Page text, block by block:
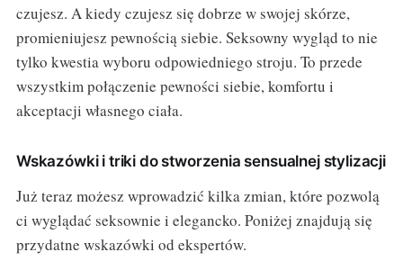
czujesz. A kiedy czujesz się dobrze w swojej skórze,
promieniujesz pewnością siebie. Seksowny wygląd to nie
tylko kwestia wyboru odpowiedniego stroju. To przede
wszystkim połączenie pewności siebie, komfortu i
akceptacji własnego ciała.
Wskazówki i triki do stworzenia sensualnej stylizacji
Już teraz możesz wprowadzić kilka zmian, które pozwolą
ci wyglądać seksownie i elegancko. Poniżej znajdują się
przydatne wskazówki od ekspertów.